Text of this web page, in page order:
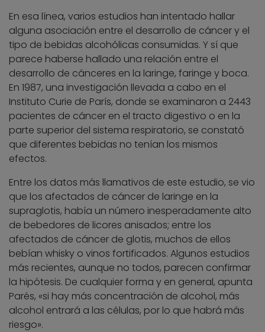
En esa línea, varios estudios han intentado hallar
alguna asociación entre el desarrollo de cáncer y el
tipo de bebidas alcohólicas consumidas. Y sí que
parece haberse hallado una relación entre el
desarrollo de cánceres en la laringe, faringe y boca.
En 1987, una investigación llevada a cabo en el
Instituto Curie de París, donde se examinaron a 2443
pacientes de cáncer en el tracto digestivo o en la
parte superior del sistema respiratorio, se constató
que diferentes bebidas no tenían los mismos
efectos.
Entre los datos más llamativos de este estudio, se vio
que los afectados de cáncer de laringe en la
supraglotis, había un número inesperadamente alto
de bebedores de licores anisados; entre los
afectados de cáncer de glotis, muchos de ellos
bebían whisky o vinos fortificados. Algunos estudios
más recientes, aunque no todos, parecen confirmar
la hipótesis. De cualquier forma y en general, apunta
Parés, «si hay más concentración de alcohol, más
alcohol entrará a las células, por lo que habrá más
riesgo».